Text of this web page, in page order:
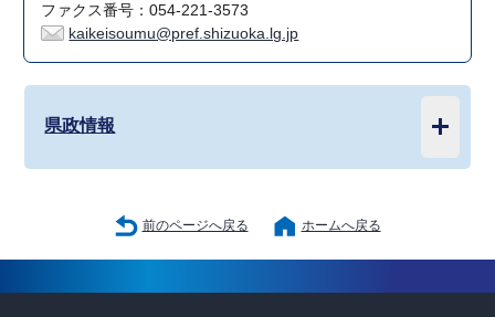
ファクス番号：054-221-3573
kaikeisoumu@pref.shizuoka.lg.jp
県政情報
前のページへ戻る ホームへ戻る